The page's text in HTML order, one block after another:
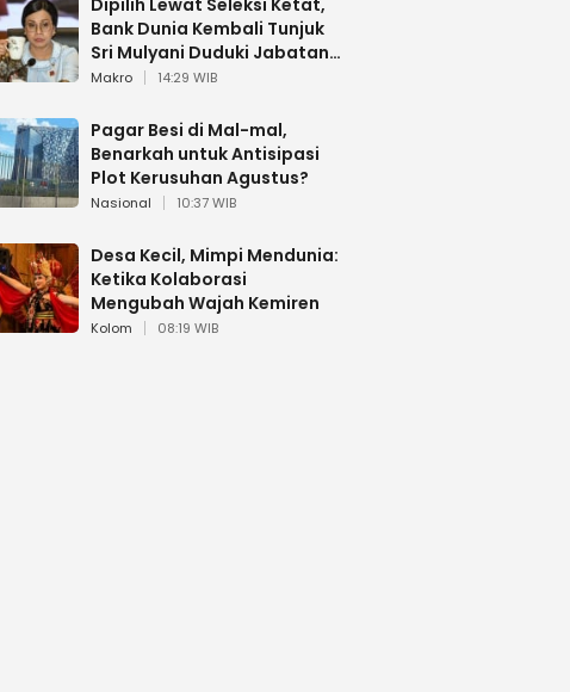
Dipilih Lewat Seleksi Ketat,
Bank Dunia Kembali Tunjuk
Sri Mulyani Duduki Jabatan
Strategis
Makro 14:29 WIB
Pagar Besi di Mal-mal,
Benarkah untuk Antisipasi
Plot Kerusuhan Agustus?
Nasional 10:37 WIB
Desa Kecil, Mimpi Mendunia:
Ketika Kolaborasi
Mengubah Wajah Kemiren
Kolom 08:19 WIB